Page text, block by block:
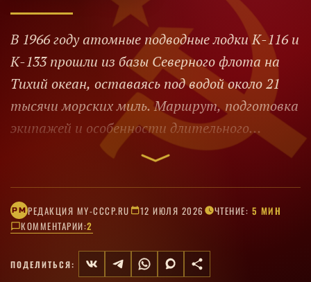
В 1966 году атомные подводные лодки К-116 и
К-133 прошли из базы Северного флота на
Тихий океан, оставаясь под водой около 21
тысячи морских миль. Маршрут, подготовка
экипажей и особенности длительного
РM РЕДАКЦИЯ MY-CCCP.RU 12 ИЮЛЯ 2026 ЧТЕНИЕ: 5 МИН
КОММЕНТАРИИ:2
ПОДЕЛИТЬСЯ: